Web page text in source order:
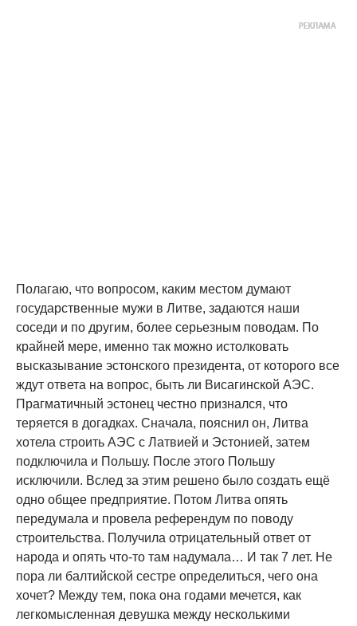
Полагаю, что вопросом, каким местом думают
государственные мужи в Литве, задаются наши
соседи и по другим, более серьезным поводам. По
крайней мере, именно так можно истолковать
высказывание эстонского президента, от которого все
ждут ответа на вопрос, быть ли Висагинской АЭС.
Прагматичный эстонец честно признался, что
теряется в догадках. Сначала, пояснил он, Литва
хотела строить АЭС с Латвией и Эстонией, затем
подключила и Польшу. После этого Польшу
исключили. Вслед за этим решено было создать ещё
одно общее предприятие. Потом Литва опять
передумала и провела референдум по поводу
строительства. Получила отрицательный ответ от
народа и опять что-то там надумала… И так 7 лет. Не
пора ли балтийской сестре определиться, чего она
хочет? Между тем, пока она годами мечется, как
легкомысленная девушка между несколькими